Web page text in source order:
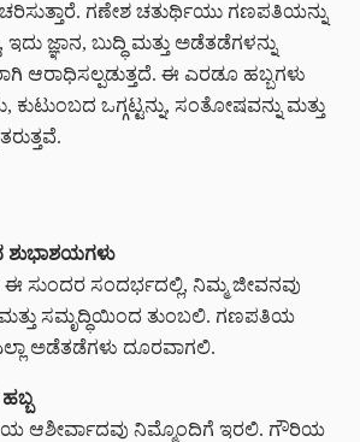
ಗಣೇಶ ಚತುರ್ಥಿಯು ಗಣಪತಿಯನ್ನು
ಜ್ಞಾನ, ಬುದ್ಧಿ ಮತ್ತು ಅಡೆತಡೆಗಳನ್ನು
ಆರಾಧಿಸಲ್ಪಡುತ್ತದೆ. ಈ ಎರಡೂ ಹಬ್ಬಗಳು
ಕುಟುಂಬದ ಒಗ್ಗಟ್ಟನ್ನು, ಸಂತೋಷವನ್ನು ಮತ್ತು
ಸುಂದರ ಸಂದರ್ಭದಲ್ಲಿ, ನಿಮ್ಮ ಜೀವನವು
ಸಮೃದ್ಧಿಯಿಂದ ತುಂಬಲಿ. ಗಣಪತಿಯ
ಅಡೆತಡೆಗಳು ದೂರವಾಗಲಿ.
ಆಶೀರ್ವಾದವು ನಿಮ್ಮೊಂದಿಗೆ ಇರಲಿ. ಗೌರಿಯ